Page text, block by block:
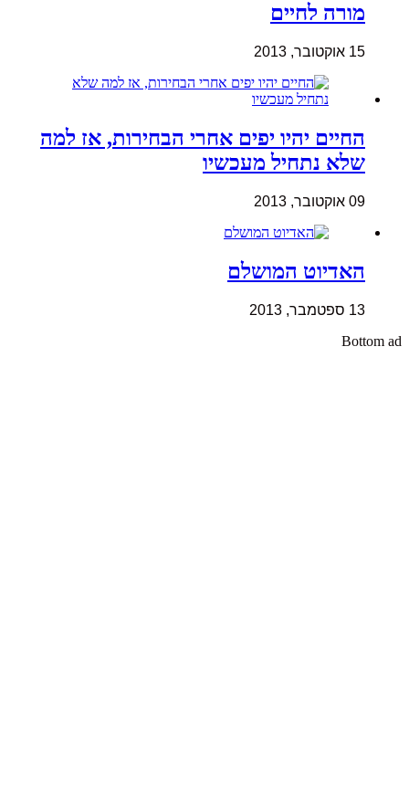
מורה לחיים
15 אוקטובר, 2013
החיים יהיו יפים אחרי הבחירות, אז למה
שלא נתחיל מעכשיו
09 אוקטובר, 2013
האדיוט המושלם
13 ספטמבר, 2013
Bottom ad